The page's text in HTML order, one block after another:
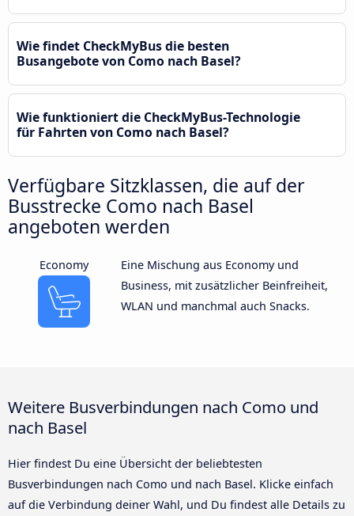
Wie findet CheckMyBus die besten
Busangebote von Como nach Basel?
Wie funktioniert die CheckMyBus-Technologie
für Fahrten von Como nach Basel?
Verfügbare Sitzklassen, die auf der
Busstrecke Como nach Basel
angeboten werden
Economy
Eine Mischung aus Economy und
Business, mit zusätzlicher Beinfreiheit,
WLAN und manchmal auch Snacks.
Weitere Busverbindungen nach Como und
nach Basel
Hier findest Du eine Übersicht der beliebtesten
Busverbindungen nach Como und nach Basel. Klicke einfach
auf die Verbindung deiner Wahl, und Du findest alle Details zu